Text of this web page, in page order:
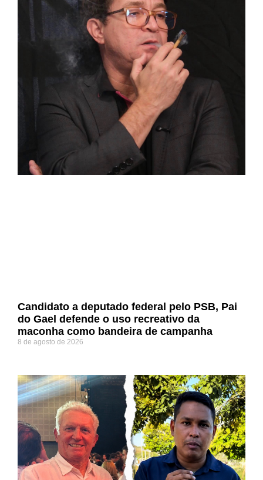
Candidato a deputado federal pelo PSB, Pai
do Gael defende o uso recreativo da
maconha como bandeira de campanha
8 de agosto de 2026